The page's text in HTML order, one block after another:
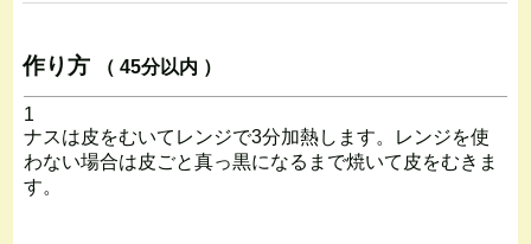
作り方 （ 45分以内 ）
1
ナスは皮をむいてレンジで3分加熱します。レンジを使
わない場合は皮ごと真っ黒になるまで焼いて皮をむきま
す。